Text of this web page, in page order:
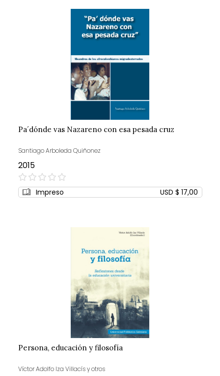
Pa´dónde vas Nazareno con esa pesada cruz
Santiago Arboleda Quiñonez
2015
0%
Impreso USD $ 17,00
Persona, educación y filosofía
Víctor Adolfo Iza Villacís y otros